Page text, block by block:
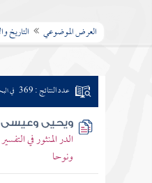
العرض الموضوعي التاريخ
عدد النتائج : 369 في
ويحيى وعيسى
الدر المنثور في
ونوحا